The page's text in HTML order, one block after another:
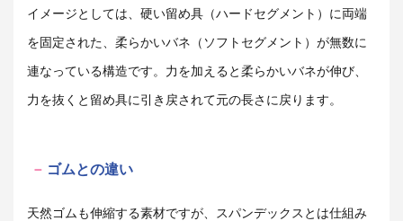
イメージとしては、硬い留め具（ハードセグメント）に両端
を固定された、柔らかいバネ（ソフトセグメント）が無数に
連なっている構造です。力を加えると柔らかいバネが伸び、
力を抜くと留め具に引き戻されて元の長さに戻ります。
ゴムとの違い
天然ゴムも伸縮する素材ですが、スパンデックスとは仕組み